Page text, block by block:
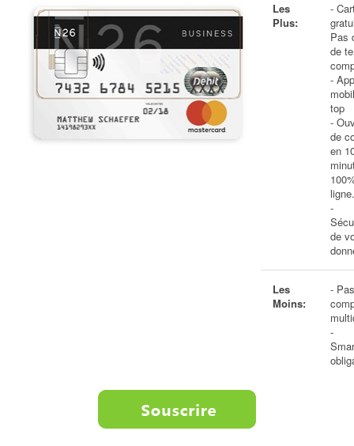
Les
Plus:
-
Pas
de
-
top
-
de
en
-
de
Les
Moins:
-
-